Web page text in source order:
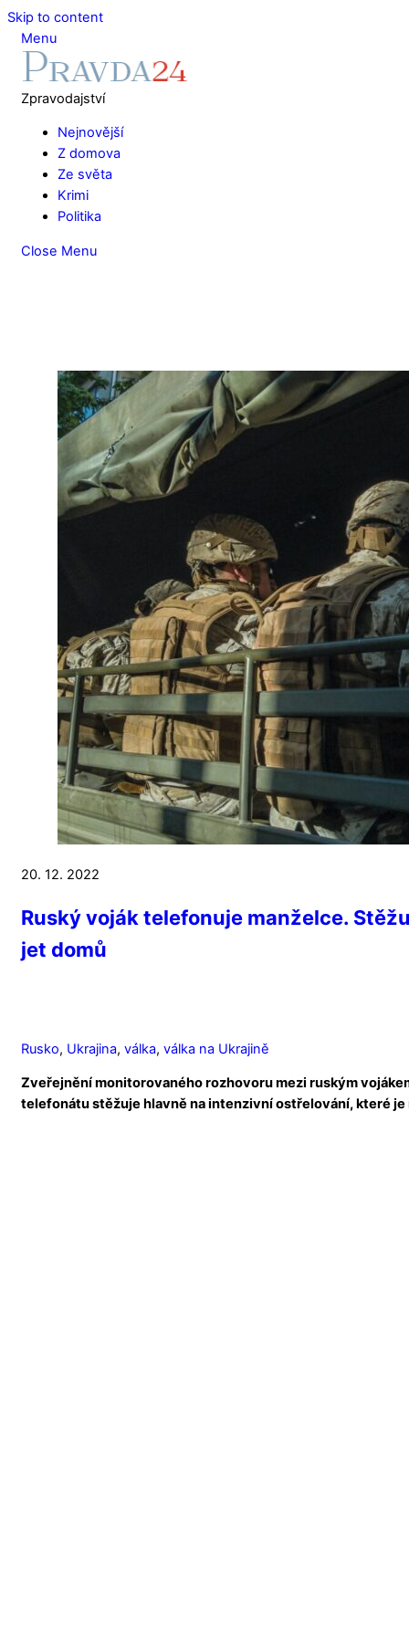
Skip to content
Menu
Zpravodajství
Nejnovější
Z domova
Ze světa
Krimi
Politika
Close Menu
20. 12. 2022
Ruský voják telefonuje manželce.
jet domů
Rusko, Ukrajina, válka, válka na Ukrajině
Zveřejnění monitorovaného rozhovoru mezi ruským
telefonátu stěžuje hlavně na intenzivní ostřelování, které je